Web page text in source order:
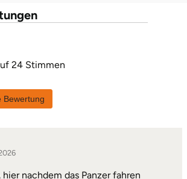
von 5
24 Stimmen
Bewertung
nachdem das Panzer fahren